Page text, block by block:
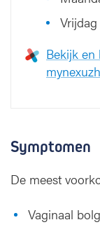
Bekijk en
Symptomen
De meest
Vaginaal